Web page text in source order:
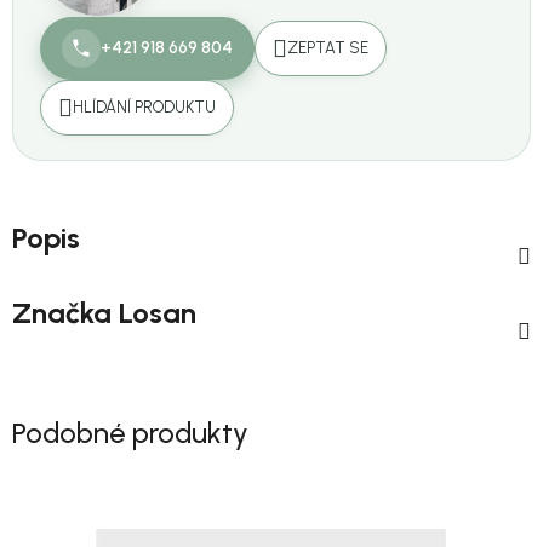
+421 918 669 804 ZEPTAT SE
HLÍDÁNÍ PRODUKTU
Popis
Značka Losan
Podobné produkty